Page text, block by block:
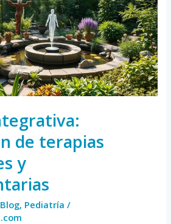
de terapias
y
Blog, Pediatría /